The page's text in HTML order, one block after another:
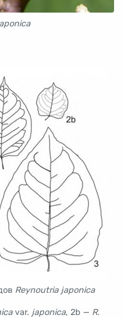
Reynoutria japonica
var. japonica, 2b — R.